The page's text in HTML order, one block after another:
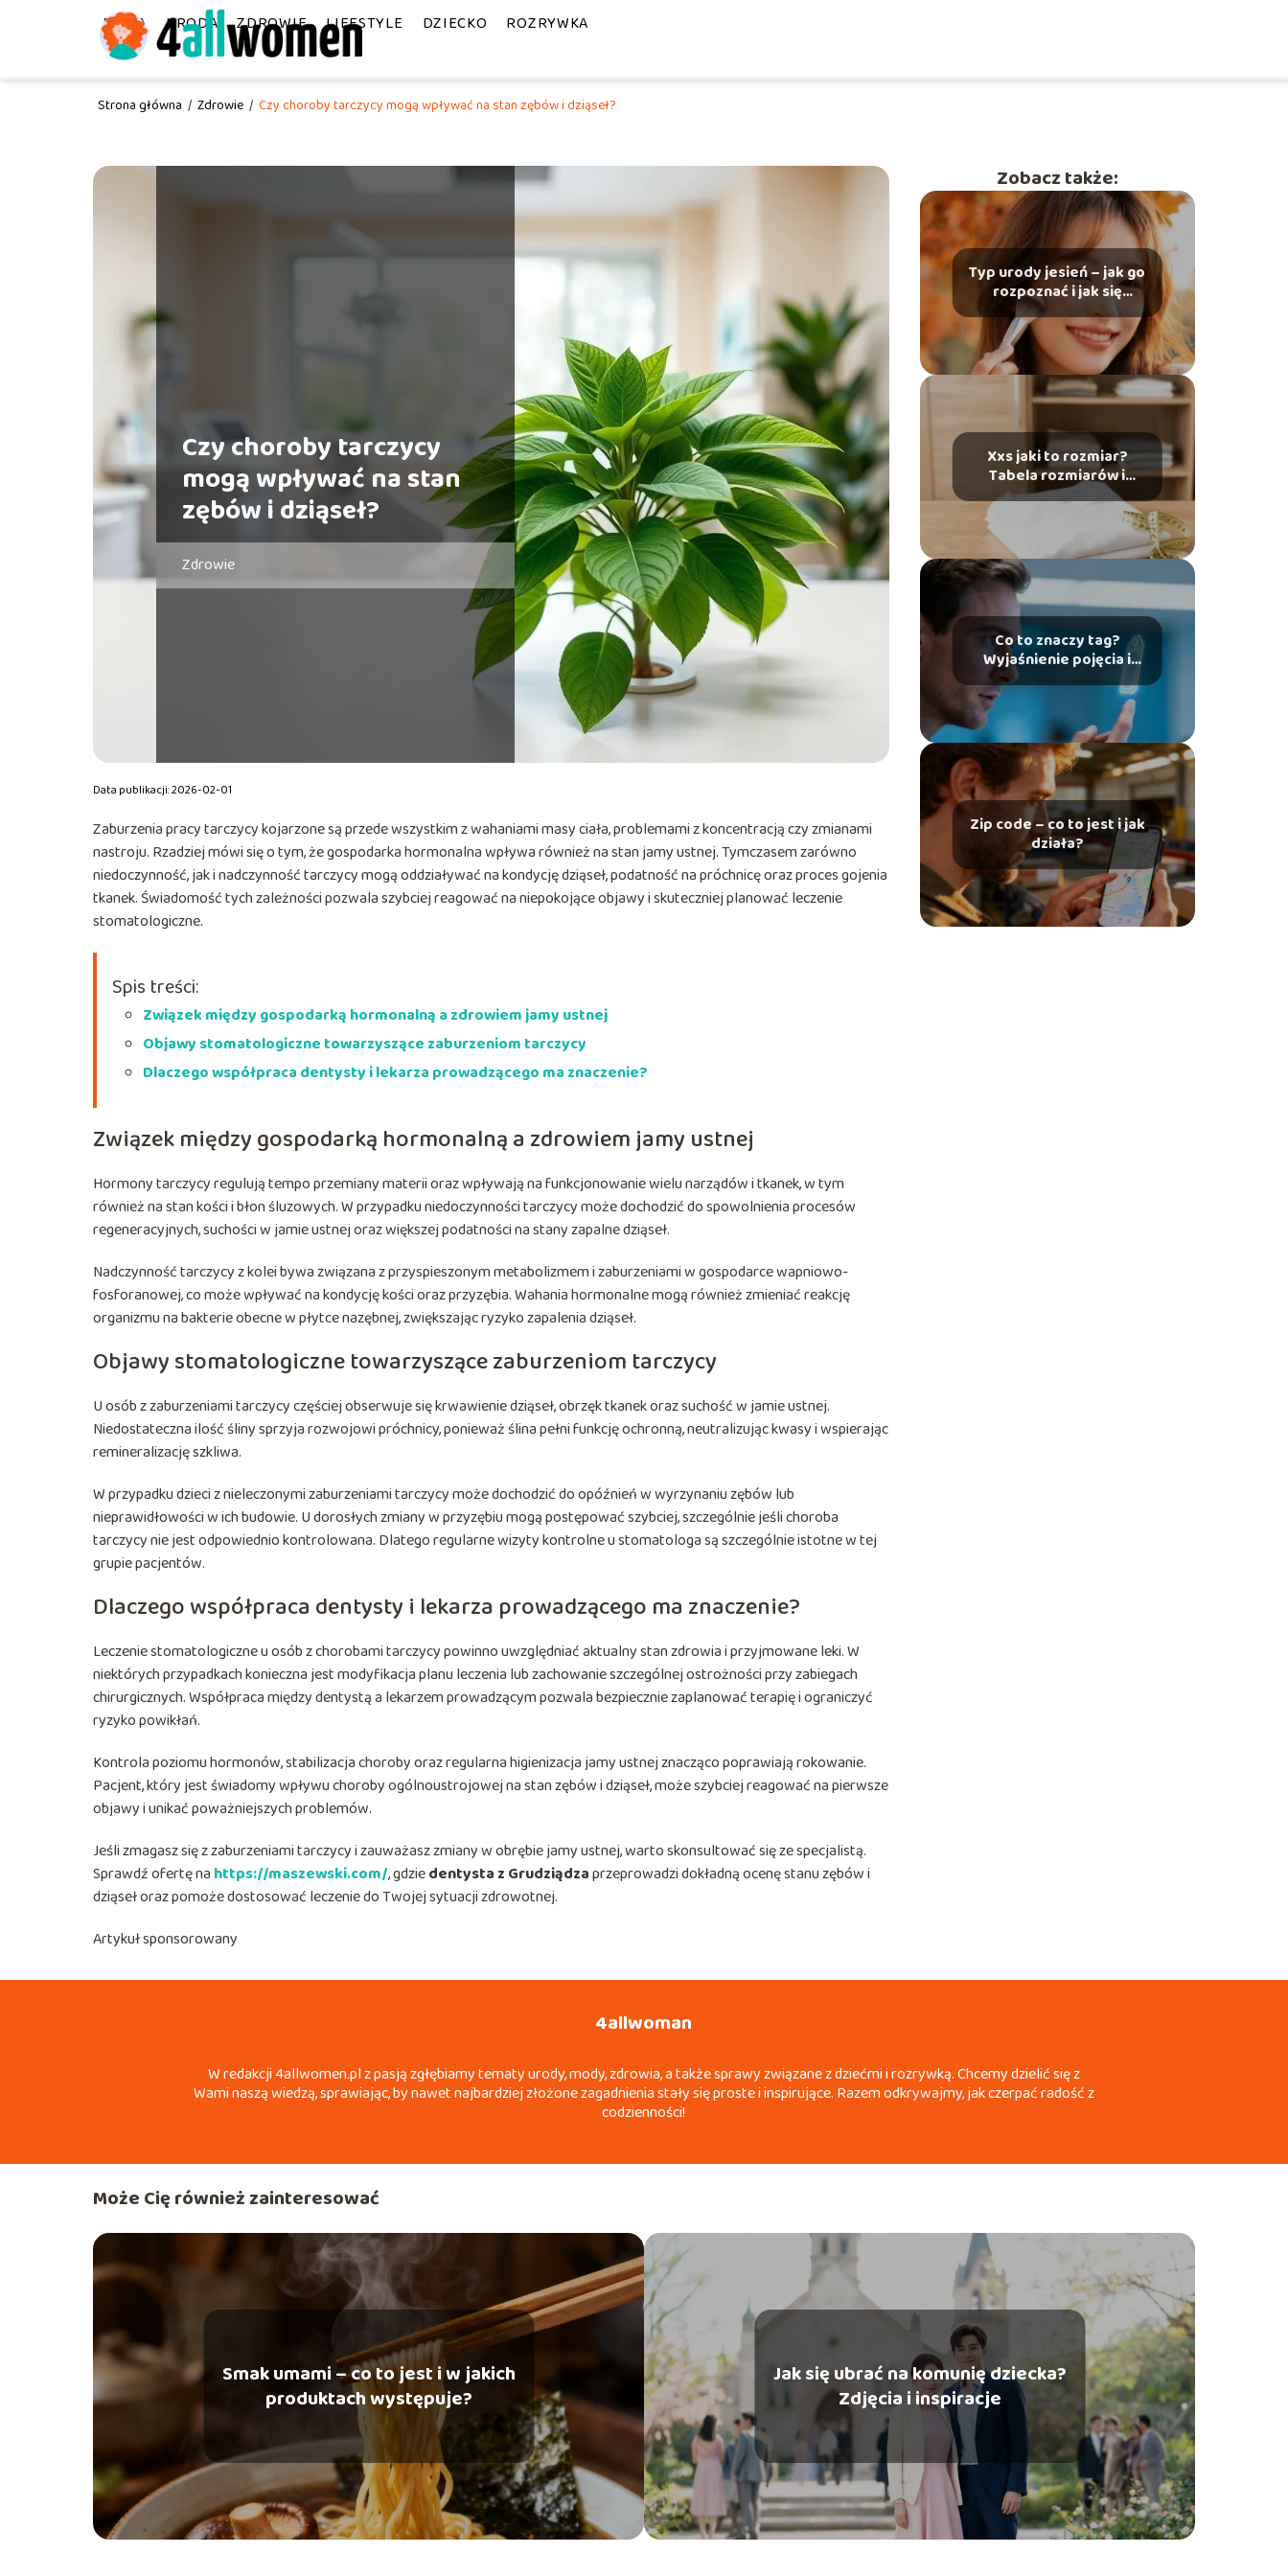
MODA URODA ZDROWIE LIFESTYLE DZIECKO ROZRYWKA
Strona główna / Zdrowie / Czy choroby tarczycy mogą wpływać na stan zębów i dziąseł?
Czy choroby tarczycy
mogą wpływać na stan
zębów i dziąseł?
Zdrowie
Data publikacji: 2026-02-01
Zaburzenia pracy tarczycy kojarzone są przede wszystkim z wahaniami masy ciała, problemami z koncentracją czy zmianami
nastroju. Rzadziej mówi się o tym, że gospodarka hormonalna wpływa również na stan jamy ustnej. Tymczasem zarówno
niedoczynność, jak i nadczynność tarczycy mogą oddziaływać na kondycję dziąseł, podatność na próchnicę oraz proces gojenia
tkanek. Świadomość tych zależności pozwala szybciej reagować na niepokojące objawy i skuteczniej planować leczenie
stomatologiczne.
Spis treści:
Związek między gospodarką hormonalną a zdrowiem jamy ustnej
Objawy stomatologiczne towarzyszące zaburzeniom tarczycy
Dlaczego współpraca dentysty i lekarza prowadzącego ma znaczenie?
Związek między gospodarką hormonalną a zdrowiem jamy ustnej
Hormony tarczycy regulują tempo przemiany materii oraz wpływają na funkcjonowanie wielu narządów i tkanek, w tym
również na stan kości i błon śluzowych. W przypadku niedoczynności tarczycy może dochodzić do spowolnienia procesów
regeneracyjnych, suchości w jamie ustnej oraz większej podatności na stany zapalne dziąseł.
Nadczynność tarczycy z kolei bywa związana z przyspieszonym metabolizmem i zaburzeniami w gospodarce wapniowo-
fosforanowej, co może wpływać na kondycję kości oraz przyzębia. Wahania hormonalne mogą również zmieniać reakcję
organizmu na bakterie obecne w płytce nazębnej, zwiększając ryzyko zapalenia dziąseł.
Objawy stomatologiczne towarzyszące zaburzeniom tarczycy
U osób z zaburzeniami tarczycy częściej obserwuje się krwawienie dziąseł, obrzęk tkanek oraz suchość w jamie ustnej.
Niedostateczna ilość śliny sprzyja rozwojowi próchnicy, ponieważ ślina pełni funkcję ochronną, neutralizując kwasy i wspierając
remineralizację szkliwa.
W przypadku dzieci z nieleczonymi zaburzeniami tarczycy może dochodzić do opóźnień w wyrzynaniu zębów lub
nieprawidłowości w ich budowie. U dorosłych zmiany w przyzębiu mogą postępować szybciej, szczególnie jeśli choroba
tarczycy nie jest odpowiednio kontrolowana. Dlatego regularne wizyty kontrolne u stomatologa są szczególnie istotne w tej
grupie pacjentów.
Dlaczego współpraca dentysty i lekarza prowadzącego ma znaczenie?
Leczenie stomatologiczne u osób z chorobami tarczycy powinno uwzględniać aktualny stan zdrowia i przyjmowane leki. W
niektórych przypadkach konieczna jest modyfikacja planu leczenia lub zachowanie szczególnej ostrożności przy zabiegach
chirurgicznych. Współpraca między dentystą a lekarzem prowadzącym pozwala bezpiecznie zaplanować terapię i ograniczyć
ryzyko powikłań.
Kontrola poziomu hormonów, stabilizacja choroby oraz regularna higienizacja jamy ustnej znacząco poprawiają rokowanie.
Pacjent, który jest świadomy wpływu choroby ogólnoustrojowej na stan zębów i dziąseł, może szybciej reagować na pierwsze
objawy i unikać poważniejszych problemów.
Jeśli zmagasz się z zaburzeniami tarczycy i zauważasz zmiany w obrębie jamy ustnej, warto skonsultować się ze specjalistą.
Sprawdź ofertę na https://maszewski.com/, gdziedentysta z Grudziądzaprzeprowadzi dokładną ocenę stanu zębów i
dziąseł oraz pomoże dostosować leczenie do Twojej sytuacji zdrowotnej.
Artykuł sponsorowany
Zobacz także:
Typ urody jesień – jak go
rozpoznać i jak się
malować?
Xxs jaki to rozmiar?
Tabela rozmiarów i
wymiary
Co to znaczy tag?
Wyjaśnienie pojęcia i
zastosowanie
Zip code – co to jest i jak
działa?
4allwoman
W redakcji 4allwomen.pl z pasją zgłębiamy tematy urody, mody, zdrowia, a także sprawy związane z dziećmi i rozrywką. Chcemy dzielić się z
Wami naszą wiedzą, sprawiając, by nawet najbardziej złożone zagadnienia stały się proste i inspirujące. Razem odkrywajmy, jak czerpać radość z
codzienności!
Może Cię również zainteresować
Smak umami – co to jest i w jakich
produktach występuje?
Jak się ubrać na komunię dziecka?
Zdjęcia i inspiracje